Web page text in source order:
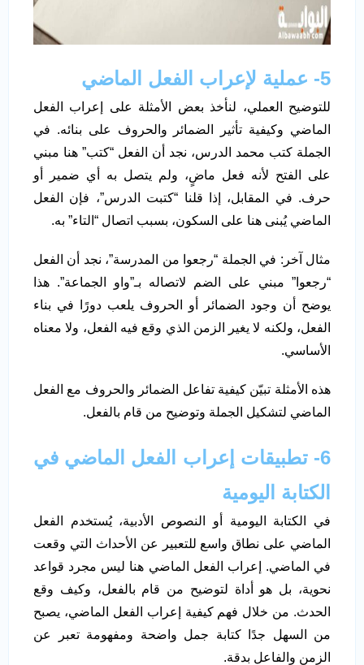
5- عملية لإعراب الفعل الماضي
للتوضيح العملي، لنأخذ بعض الأمثلة على إعراب الفعل
الماضي وكيفية تأثير الضمائر والحروف على بنائه. في
الجملة كتب محمد الدرس، نجد أن الفعل “كتب” هنا مبني
على الفتح لأنه فعل ماضٍ، ولم يتصل به أي ضمير أو
حرف. في المقابل، إذا قلنا “كتبت الدرس”، فإن الفعل
الماضي يُبنى هنا على السكون، بسبب اتصال “التاء” به.
مثال آخر: في الجملة “رجعوا من المدرسة”، نجد أن الفعل
“رجعوا” مبني على الضم لاتصاله بـ”واو الجماعة”. هذا
يوضح أن وجود الضمائر أو الحروف يلعب دورًا في بناء
الفعل، ولكنه لا يغير الزمن الذي وقع فيه الفعل، ولا معناه
الأساسي.
هذه الأمثلة تبيّن كيفية تفاعل الضمائر والحروف مع الفعل
الماضي لتشكيل الجملة وتوضيح من قام بالفعل.
6- تطبيقات إعراب الفعل الماضي في
الكتابة اليومية
في الكتابة اليومية أو النصوص الأدبية، يُستخدم الفعل
الماضي على نطاق واسع للتعبير عن الأحداث التي وقعت
في الماضي. إعراب الفعل الماضي هنا ليس مجرد قواعد
نحوية، بل هو أداة لتوضيح من قام بالفعل، وكيف وقع
الحدث. من خلال فهم كيفية إعراب الفعل الماضي، يصبح
من السهل جدًا كتابة جمل واضحة ومفهومة تعبر عن
الزمن والفاعل بدقة.